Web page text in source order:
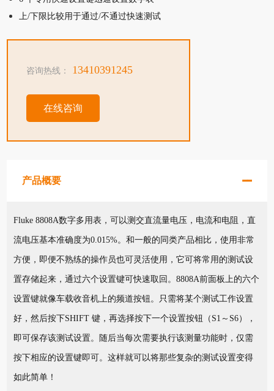
上/下限比较用于通过/不通过快速测试
咨询热线： 13410391245
在线咨询
产品概要
Fluke 8808A数字多用表，可以测交直流量电压，电流和电阻，直
流电压基本准确度为0.015%。和一般的同类产品相比，使用非常
方便，即便不熟练的操作员也可灵活使用，它可将常用的测试设
置存储起来，通过六个设置键可快速取回。8808A前面板上的六个
设置键就像车载收音机上的频道按钮。只需将某个测试工作设置
好，然后按下SHIFT 键，再选择按下一个设置按钮（S1～S6），
即可保存该测试设置。随后当每次需要执行该测量功能时，仅需
按下相应的设置键即可。这样就可以将那些复杂的测试设置变得
如此简单！